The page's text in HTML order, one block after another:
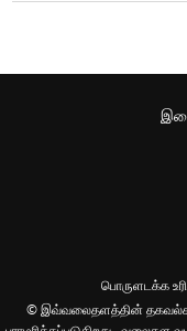
பொருளடக்க
© இவ்வலைதளத்தின்